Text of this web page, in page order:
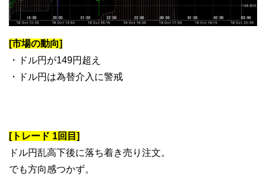
[市場の動向]
・ドル円が149円超え
・ドル円は為替介入に警戒
[トレード 1回目]
ドル円乱高下後に落ち着き売り注文。
でも方向感つかず。